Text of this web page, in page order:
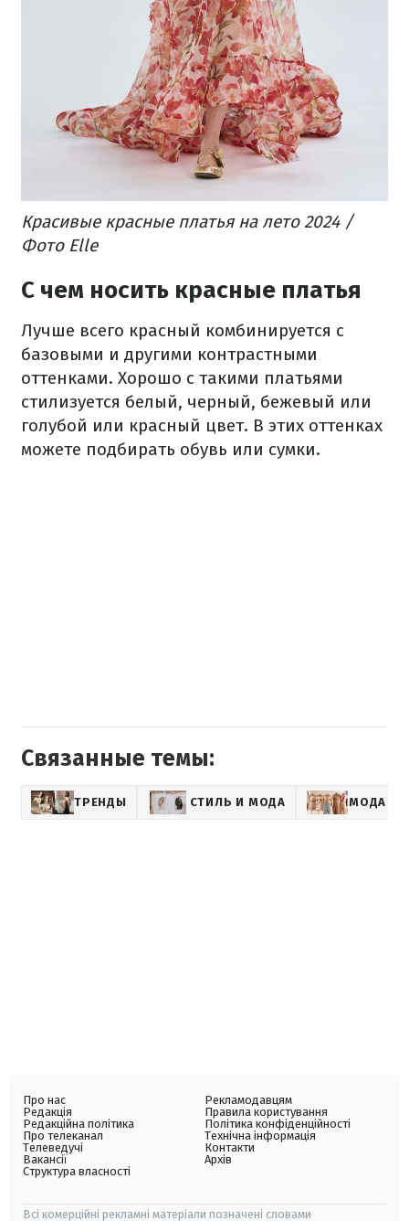
Красивые красные платья на лето 2024 /
Фото Elle
С чем носить красные платья
Лучше всего красный комбинируется с
базовыми и другими контрастными
оттенками. Хорошо с такими платьями
стилизуется белый, черный, бежевый или
голубой или красный цвет. В этих оттенках
можете подбирать обувь или сумки.
Связанные темы:
ТРЕНДЫ СТИЛЬ И МОДА МОДА
Про нас
Редакція
Редакційна політика
Про телеканал
Телеведучі
Вакансії
Структура власності
Рекламодавцям
Правила користування
Політика конфіденційності
Технічна інформація
Контакти
Архів
Всі комерційні рекламні матеріали позначені словами